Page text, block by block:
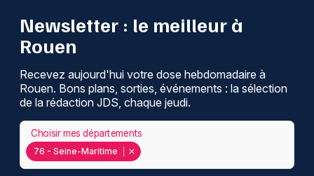
Newsletter : le meilleur à
Rouen
Recevez aujourd'hui votre dose hebdomadaire à
Rouen. Bons plans, sorties, événements : la sélection
de la rédaction JDS, chaque jeudi.
76 - Seine-Maritime
Choisir mes départements